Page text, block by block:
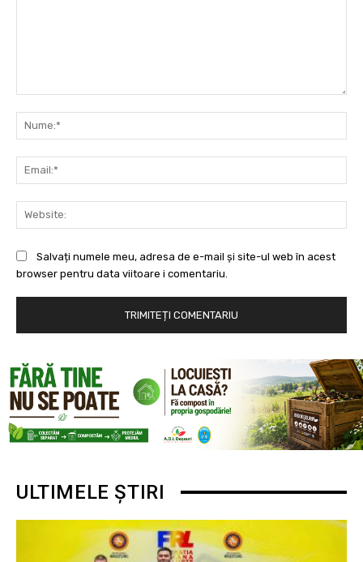
Salvați numele meu, adresa de e-mail și site-ul web în acest
browser pentru data viitoare i comentariu.
ULTIMELE ȘTIRI